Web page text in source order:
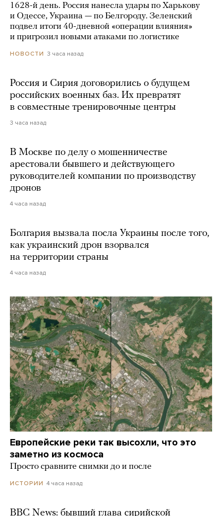
1628-й день. Россия нанесла удары по Харькову
и Одессе, Украина — по Белгороду. Зеленский
подвел итоги 40-дневной «операции влияния»
и пригрозил новыми атаками по логистике
НОВОСТИ 3 часа назад
Россия и Сирия договорились о будущем
российских военных баз. Их превратят
в совместные тренировочные центры
3 часа назад
В Москве по делу о мошенничестве
арестовали бывшего и действующего
руководителей компании по производству
дронов
4 часа назад
Болгария вызвала посла Украины после того,
как украинский дрон взорвался
на территории страны
4 часа назад
Европейские реки так высохли, что это
заметно из космоса
Просто сравните снимки до и после
ИСТОРИИ 4 часа назад
BBC News: бывший глава сирийской